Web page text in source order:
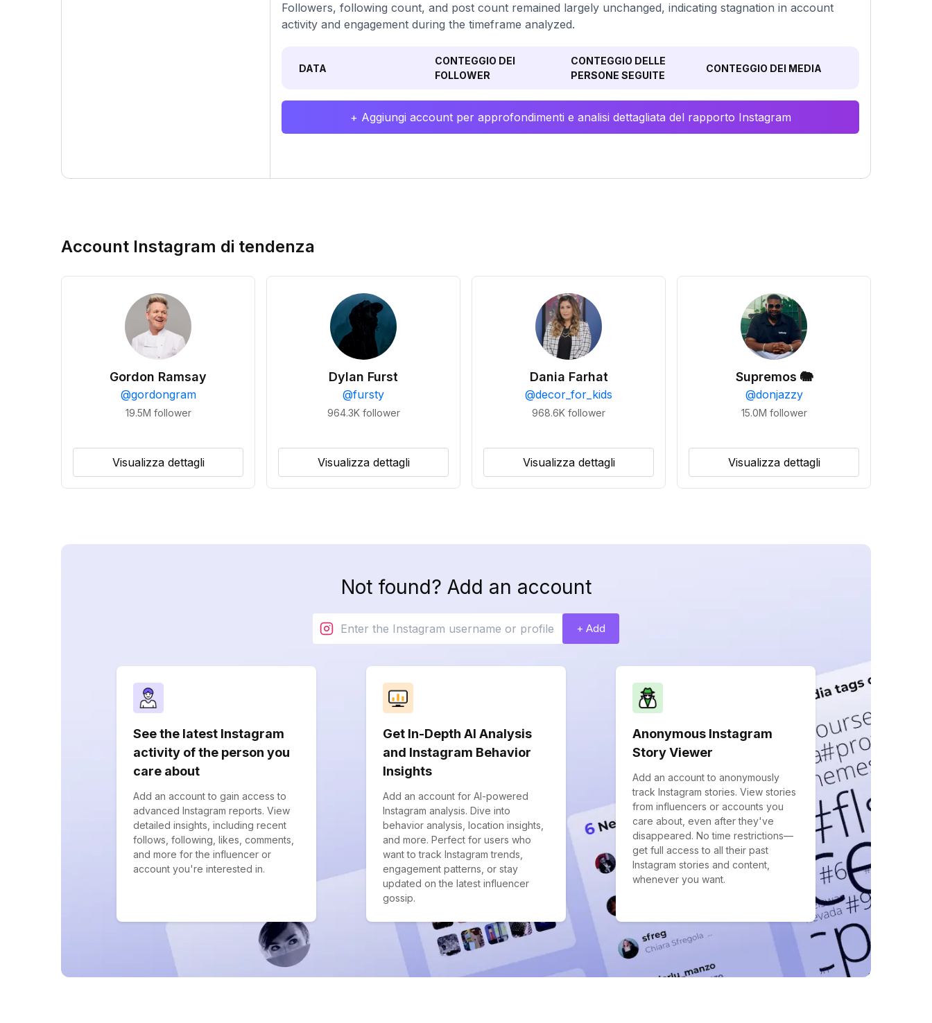
Followers, following count, and post count remained largely unchanged, indicating stagnation in account
activity and engagement during the timeframe analyzed.
DATA
CONTEGGIO DEI
FOLLOWER
CONTEGGIO DELLE
PERSONE SEGUITE
CONTEGGIO DEI MEDIA
+ Aggiungi account per approfondimenti e analisi dettagliata del rapporto Instagram
Account Instagram di tendenza
Gordon Ramsay
@gordongram
19.5M follower
Visualizza dettagli
Dylan Furst
@fursty
964.3K follower
Visualizza dettagli
Dania Farhat
@decor_for_kids
968.6K follower
Visualizza dettagli
Supremos 🐘
@donjazzy
15.0M follower
Visualizza dettagli
Not found? Add an account
+ Add
See the latest Instagram
activity of the person you
care about
Add an account to gain access to
advanced Instagram reports. View
detailed insights, including recent
follows, following, likes, comments,
and more for the influencer or
account you're interested in.
Get In-Depth AI Analysis
and Instagram Behavior
Insights
Add an account for AI-powered
Instagram analysis. Dive into
behavior analysis, location insights,
and more. Perfect for users who
want to track Instagram trends,
engagement patterns, or stay
updated on the latest influencer
gossip.
Anonymous Instagram
Story Viewer
Add an account to anonymously
track Instagram stories. View stories
from influencers or accounts you
care about, even after they've
disappeared. No time restrictions—
get full access to all their past
Instagram stories and content,
whenever you want.